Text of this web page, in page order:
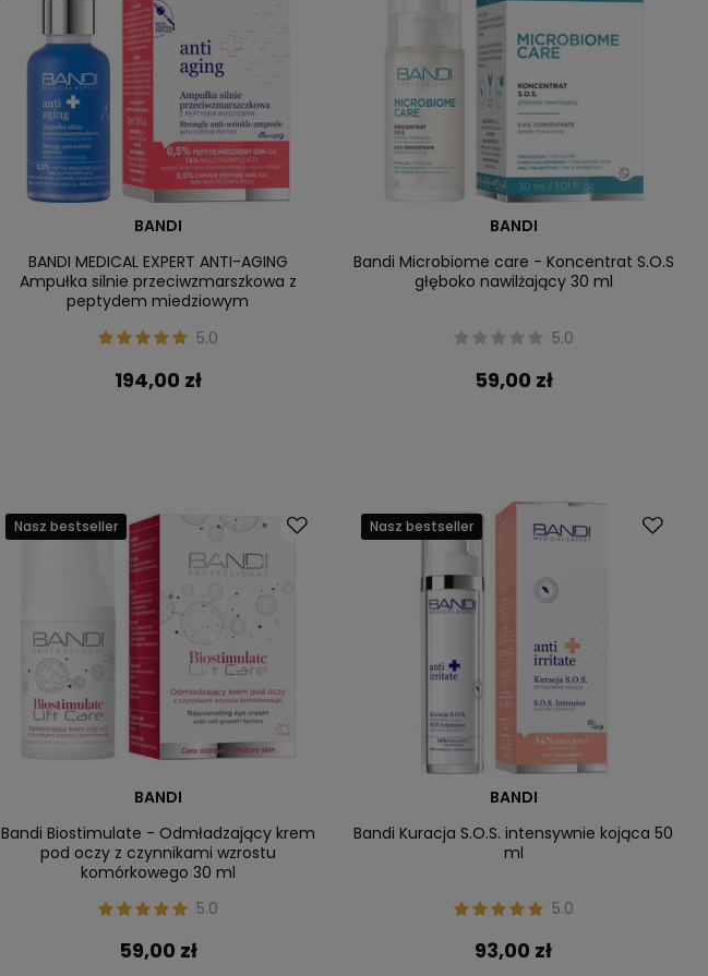
BANDI
BANDI MEDICAL EXPERT ANTI-AGING
Ampułka silnie przeciwzmarszkowa z
peptydem miedziowym
5.0
194,00 zł
BANDI
Bandi Microbiome care - Koncentrat S.O.S
głęboko nawilżający 30 ml
5.0
59,00 zł
Nasz bestseller
BANDI
Bandi Biostimulate - Odmładzający krem
pod oczy z czynnikami wzrostu
komórkowego 30 ml
5.0
59,00 zł
Nasz bestseller
BANDI
Bandi Kuracja S.O.S. intensywnie kojąca 50
ml
5.0
93,00 zł